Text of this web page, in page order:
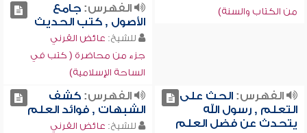
من الكتاب والسنة)
الفهرس:جامع
الأصول , كتب الحديث
للشيخ: عائض القرني
جزء من محاضرة ( كتب في
الساحة الإسلامية)
الفهرس:الحث على
التعلم , رسول الله
يتحدث عن فضل العلم
الفهرس:كشف
الشبهات , فوائد العلم
للشيخ: عائض القرني